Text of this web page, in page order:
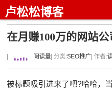
卢松松博客
在月赚100万的网站
阅读量 | 分类:SEO推广 | 作者:
被标题吸引进来了吧?哈哈，